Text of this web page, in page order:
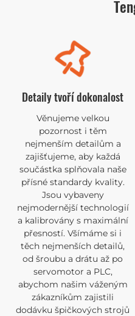
Detaily tvoří dokonalost
Věnujeme velkou
pozornost i těm
nejmenším detailům a
zajišťujeme, aby každá
součástka splňovala naše
přísné standardy kvality.
Jsou vybaveny
nejmodernější technologií
a kalibrovány s maximální
přesností. Všímáme si i
těch nejmenších detailů,
od šroubu a drátu až po
servomotor a PLC,
abychom našim váženým
zákazníkům zajistili
dodávku špičkových strojů